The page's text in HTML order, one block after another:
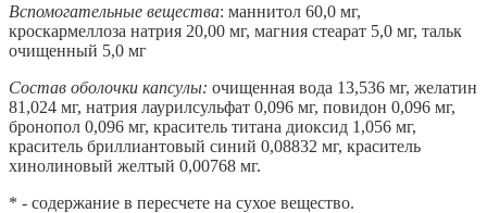
Вспомогательные вещества: маннитол 60,0 мг,
кроскармеллоза натрия 20,00 мг, магния стеарат 5,0 мг, тальк
очищенный 5,0 мг
Состав оболочки капсулы: очищенная вода 13,536 мг, желатин
81,024 мг, натрия лаурилсульфат 0,096 мг, повидон 0,096 мг,
бронопол 0,096 мг, краситель титана диоксид 1,056 мг,
краситель бриллиантовый синий 0,08832 мг, краситель
хинолиновый желтый 0,00768 мг.
* - содержание в пересчете на сухое вещество.